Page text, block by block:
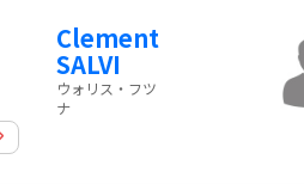
Clement
SALVI
ウォリス・フツ
ナ